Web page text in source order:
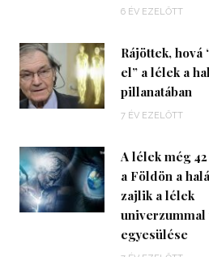
6 ÉV EZELŐTT
Rájöttek, hová
el” a lélek a
pillanatában
7 ÉV EZELŐTT
A lélek még
a Földön a
zajlik a lélek
univerzummal
egyesülése